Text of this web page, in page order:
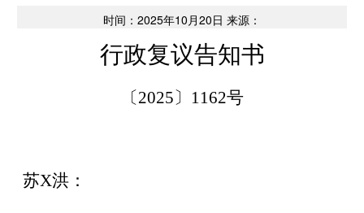
时间：2025年10月20日 来源：
行政复议告知书
〔2025〕 1162号
苏X洪 ：